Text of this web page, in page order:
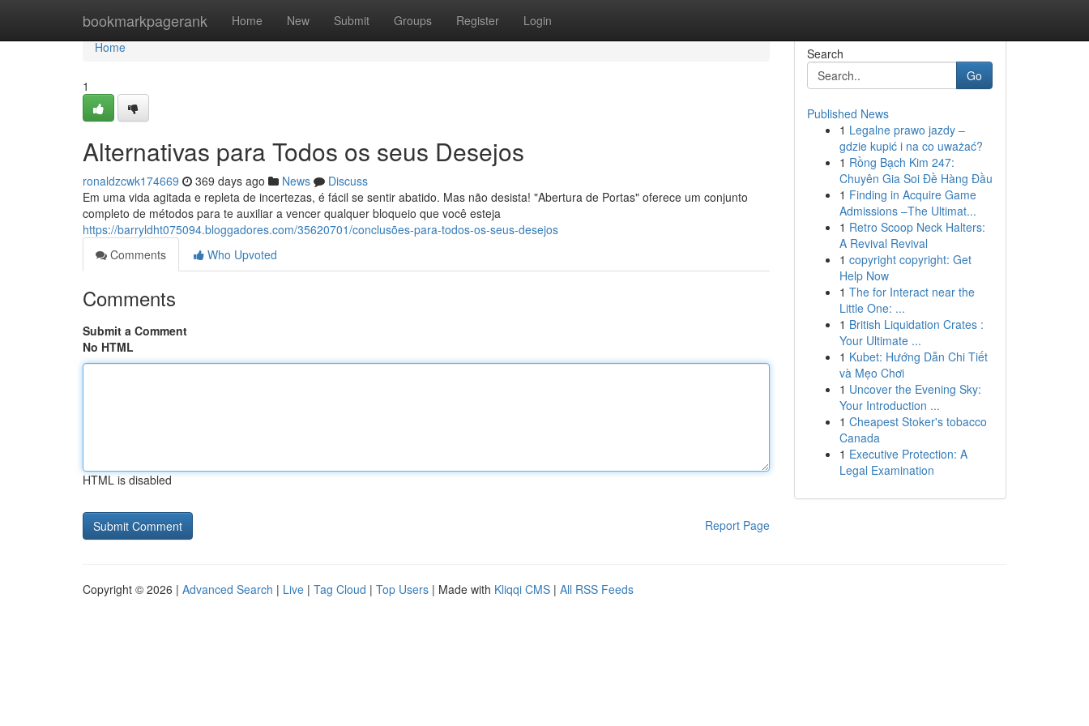
bookmarkpagerank Home New Submit Groups Register Login
Home
Home
1
Alternativas para Todos os seus Desejos
ronaldzcwk174669 369 days ago News
Discuss
Em uma vida agitada e repleta de incertezas, é fácil se sentir abatido. Mas não desista! "Abertura de Portas" oferece um conjunto
completo de métodos para te auxiliar a vencer qualquer bloqueio que você esteja
https://barryldht075094.bloggadores.com/35620701/conclusões-para-todos-os-seus-desejos
Comments
Who Upvoted
Comments
Submit a Comment
No HTML
HTML is disabled
Report Page
Search
Go
Published News
1 Legalne prawo jazdy –
gdzie kupić i na co uważać?
1 Rồng Bạch Kim 247:
Chuyên Gia Soi Đề Hàng Đầu
1 Finding in Acquire Game
Admissions –The Ultimat...
1 Retro Scoop Neck Halters:
A Revival Revival
1 copyright copyright: Get
Help Now
1 The for Interact near the
Little One: ...
1 British Liquidation Crates :
Your Ultimate ...
1 Kubet: Hướng Dẫn Chi Tiết
và Mẹo Chơi
1 Uncover the Evening Sky:
Your Introduction ...
1 Cheapest Stoker's tobacco
Canada
1 Executive Protection: A
Legal Examination
Copyright © 2026 | Advanced Search | Live | Tag Cloud | Top Users | Made with Kliqqi CMS | All RSS Feeds